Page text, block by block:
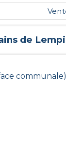
de
communale)